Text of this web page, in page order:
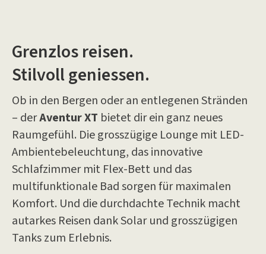
Grenzlos reisen.
Stilvoll geniessen.
Ob in den Bergen oder an entlegenen Stränden
– derAventur XT bietet dir ein ganz neues
Raumgefühl. Die grosszügige Lounge mit LED-
Ambientebeleuchtung, das innovative
Schlafzimmer mit Flex-Bett und das
multifunktionale Bad sorgen für maximalen
Komfort. Und die durchdachte Technik macht
autarkes Reisen dank Solar und grosszügigen
Tanks zum Erlebnis.